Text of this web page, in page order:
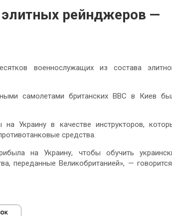
элитных рейнджеров —
военнослужащих из состава
самолетами британских ВВС в Киев
Украину в качестве инструкторов,
средства.
на Украину, чтобы обучить
переданные Великобританией», —